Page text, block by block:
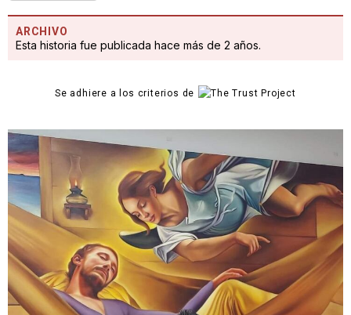
ARCHIVO
Esta historia fue publicada hace más de 2 años.
Se adhiere a los criterios de